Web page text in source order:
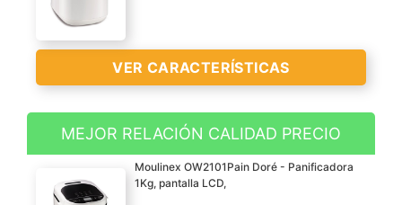
VER CARACTERÍSTICAS
Robot de cocina para
horneados, al vapor,
estofados, fritos, comida
MEJOR RELACIÓN CALIDAD PRECIO
Moulinex OW2101Pain Doré - Panificadora
1Kg, pantalla LCD,